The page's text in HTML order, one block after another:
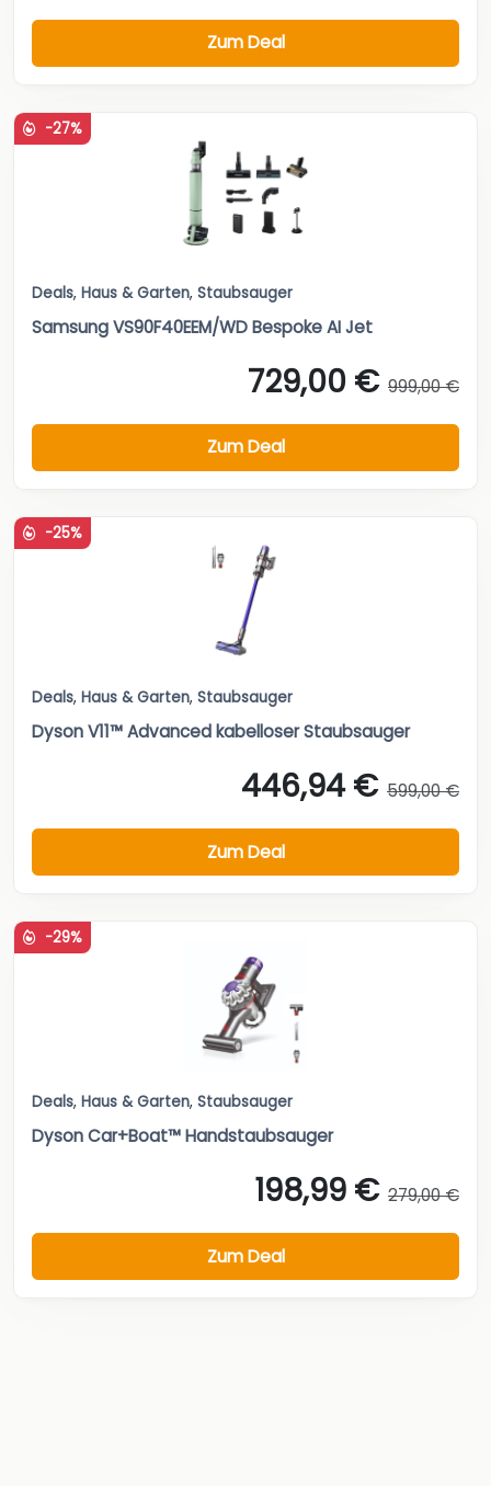
Zum Deal
-27%
Deals, Haus & Garten, Staubsauger
Samsung VS90F40EEM/WD Bespoke AI Jet
729,00 € 999,00 €
Zum Deal
-25%
Deals, Haus & Garten, Staubsauger
Dyson V11™ Advanced kabelloser Staubsauger
446,94 € 599,00 €
Zum Deal
-29%
Deals, Haus & Garten, Staubsauger
Dyson Car+Boat™ Handstaubsauger
198,99 € 279,00 €
Zum Deal